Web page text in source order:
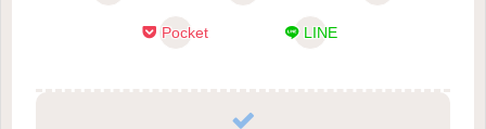
Pocket LINE